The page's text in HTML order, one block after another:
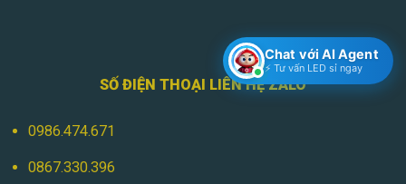
SỐ ĐIỆN THOẠI LIÊN HỆ ZALO
0986.474.671
0867.330.396
Chat với AI Agent
⚡ Tư vấn LED sỉ ngay